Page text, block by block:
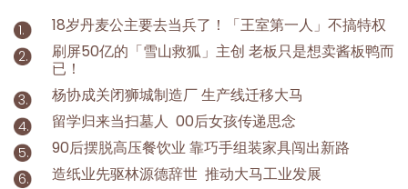
18岁丹麦公主要去当兵了！「王室第一人」不搞特权
刷屏50亿的「雪山救狐」主创 老板只是想卖酱板鸭而
已！
杨协成关闭狮城制造厂 生产线迁移大马
留学归来当扫墓人 00后女孩传递思念
90后摆脱高压餐饮业 靠巧手组装家具闯出新路
造纸业先驱林源德辞世 推动大马工业发展